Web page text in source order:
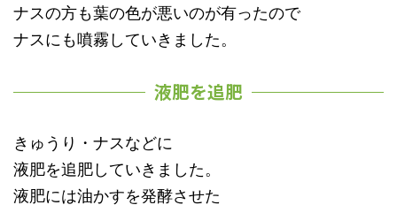
ナスの方も葉の色が悪いのが有ったので
ナスにも噴霧していきました。
液肥を追肥
きゅうり・ナスなどに
液肥を追肥していきました。
液肥には油かすを発酵させた